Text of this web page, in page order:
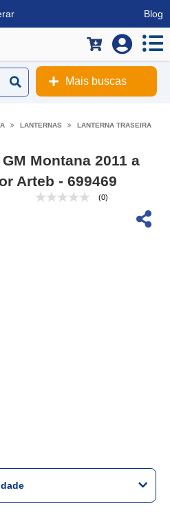
Blog
Mais buscas
LANTERNAS LANTERNA TRASEIRA
Montana 2011 a
Arteb - 699469
(0)